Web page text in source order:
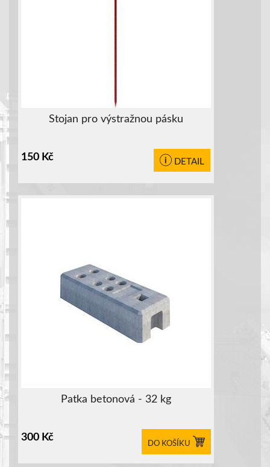
Stojan pro výstražnou pásku
150 Kč DETAIL
Patka betonová - 32 kg
300 Kč
DO KOŠÍKU